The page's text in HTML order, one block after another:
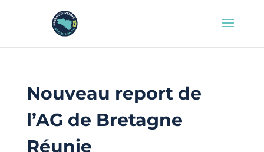
Nouveau report de
l’AG de Bretagne
Réunie